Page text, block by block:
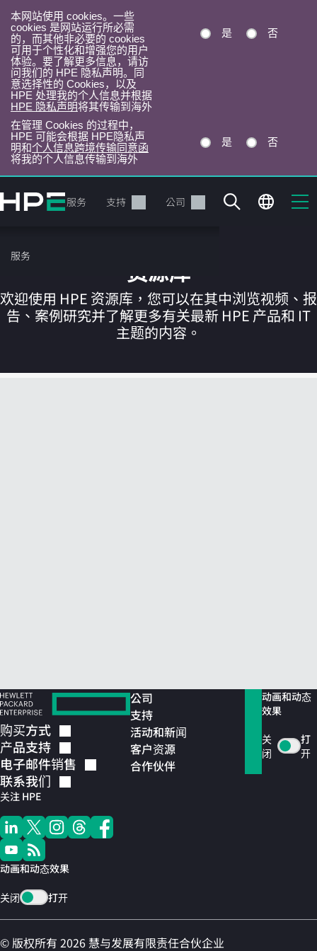
本网站使用 cookies。一些
cookies 是网站运行所必需
的，而其他非必要的 cookies
可用于个性化和增强您的用户
体验。要了解更多信息，请访
问我们的 HPE 隐私声明。同
意选择性的 Cookies，以及
HPE 处理我的个人信息并根据
HPE 隐私声明将其传输到海外
是 否
在管理 Cookies 的过程中，
HPE 可能会根据 HPE隐私声
明和个人信息跨境传输同意函
将我的个人信息传输到海外
是 否
转
到
目
录
产品 服务 支持 公司
服务
您的购物车目前是空的
资源库
欢迎使用 HPE 资源库，您可以在其中浏览视频、报
告、案例研究并了解更多有关最新 HPE 产品和 IT
主题的内容。
购买方式
产品支持
电子邮件销售
联系我们
关注 HPE
动画和动态效果
关闭 打开
公司
支持
活动和新闻
客户资源
合作伙伴
动画和动态
效果
关
闭
打
开
© 版权所有 2026 慧与发展有限责任合伙企业